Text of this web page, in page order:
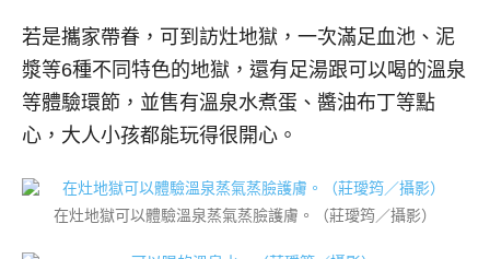
若是攜家帶眷，可到訪灶地獄，一次滿足血池、泥
漿等6種不同特色的地獄，還有足湯跟可以喝的溫泉
等體驗環節，並售有溫泉水煮蛋、醬油布丁等點
心，大人小孩都能玩得很開心。
在灶地獄可以體驗溫泉蒸氣蒸臉護膚。（莊璦筠／攝影）